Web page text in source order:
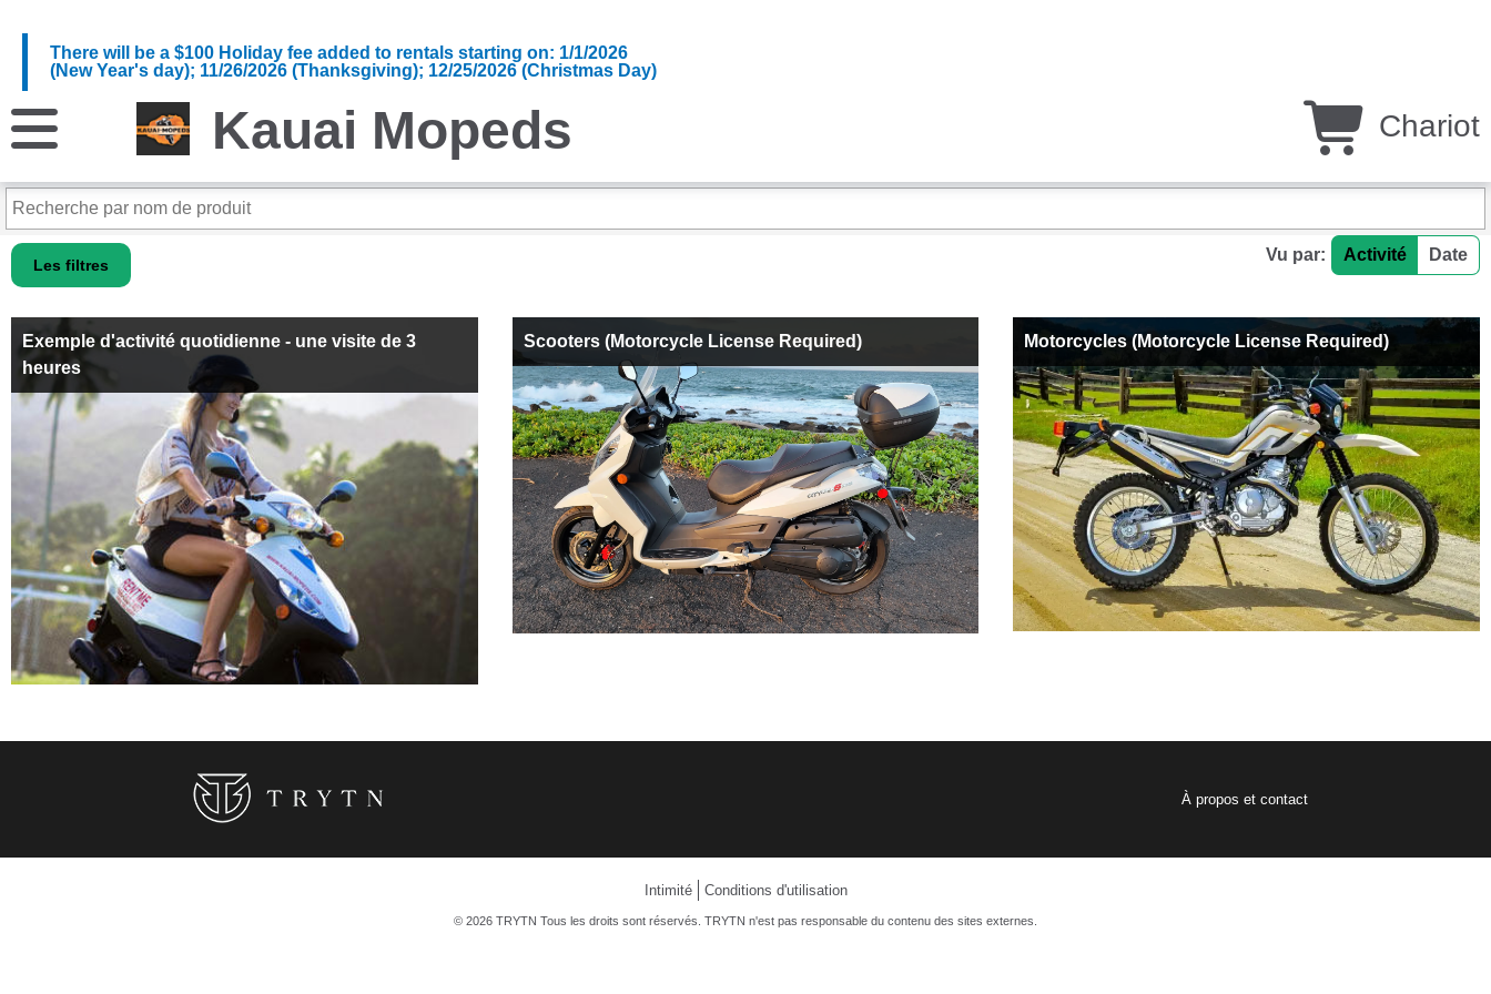
There will be a $100 Holiday fee added to rentals starting on: 1/1/2026
(New Year's day); 11/26/2026 (Thanksgiving); 12/25/2026 (Christmas Day)
Kauai Mopeds Chariot
Les filtres
Vu par: Activité Date
Exemple d'activité quotidienne - une visite de 3
heures
Scooters (Motorcycle License Required) Motorcycles (Motorcycle License Required)
À propos et contact
Intimité Conditions d'utilisation
© 2026 TRYTN Tous les droits sont réservés. TRYTN n'est pas responsable du contenu des sites externes.